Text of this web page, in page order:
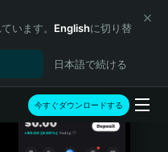
います。 Englishに切り替
日本語で続ける
今すぐダウンロードする